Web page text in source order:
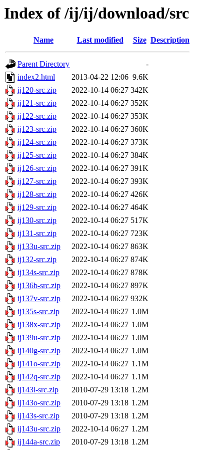
Index of /ij/ij/download/src
Name Last modified Size Description
Parent Directory
-
index2.html
2013-04-22 12:06 9.6K
ij120-src.zip
2022-10-14 06:27 342K
ij121-src.zip
2022-10-14 06:27 352K
ij122-src.zip
2022-10-14 06:27 353K
ij123-src.zip
2022-10-14 06:27 360K
ij124-src.zip
2022-10-14 06:27 373K
ij125-src.zip
2022-10-14 06:27 384K
ij126-src.zip
2022-10-14 06:27 391K
ij127-src.zip
2022-10-14 06:27 393K
ij128-src.zip
2022-10-14 06:27 426K
ij129-src.zip
2022-10-14 06:27 464K
ij130-src.zip
2022-10-14 06:27 517K
ij131-src.zip
2022-10-14 06:27 723K
ij133u-src.zip
2022-10-14 06:27 863K
ij132-src.zip
2022-10-14 06:27 874K
ij134s-src.zip
2022-10-14 06:27 878K
ij136b-src.zip
2022-10-14 06:27 897K
ij137v-src.zip
2022-10-14 06:27 932K
ij135s-src.zip
2022-10-14 06:27 1.0M
ij138x-src.zip
2022-10-14 06:27 1.0M
ij139u-src.zip
2022-10-14 06:27 1.0M
ij140g-src.zip
2022-10-14 06:27 1.0M
ij141o-src.zip
2022-10-14 06:27 1.1M
ij142q-src.zip
2022-10-14 06:27 1.1M
ij143i-src.zip
2010-07-29 13:18 1.2M
ij143o-src.zip
2010-07-29 13:18 1.2M
ij143s-src.zip
2010-07-29 13:18 1.2M
ij143u-src.zip
2022-10-14 06:27 1.2M
ij144a-src.zip
2010-07-29 13:18 1.2M